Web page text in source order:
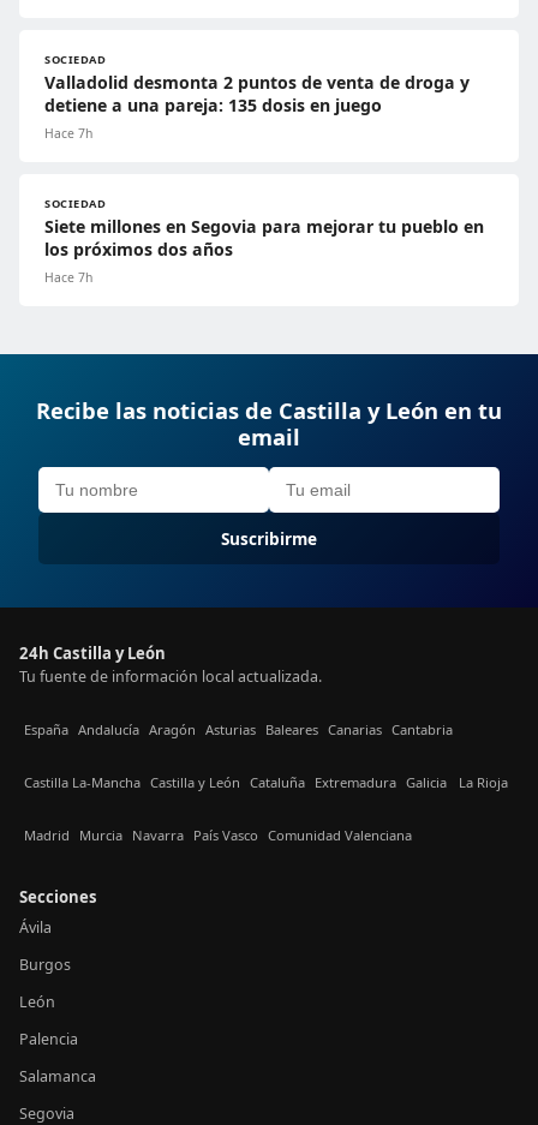
SOCIEDAD
Valladolid desmonta 2 puntos de venta de droga y
detiene a una pareja: 135 dosis en juego
Hace 7h
SOCIEDAD
Siete millones en Segovia para mejorar tu pueblo en
los próximos dos años
Hace 7h
Recibe las noticias de Castilla y León en tu
email
Suscribirme
24h Castilla y León
Tu fuente de información local actualizada.
España Andalucía Aragón Asturias Baleares Canarias Cantabria
Castilla La-Mancha Castilla y León Cataluña Extremadura Galicia La Rioja
Madrid Murcia Navarra País Vasco Comunidad Valenciana
Secciones
Ávila
Burgos
León
Palencia
Salamanca
Segovia